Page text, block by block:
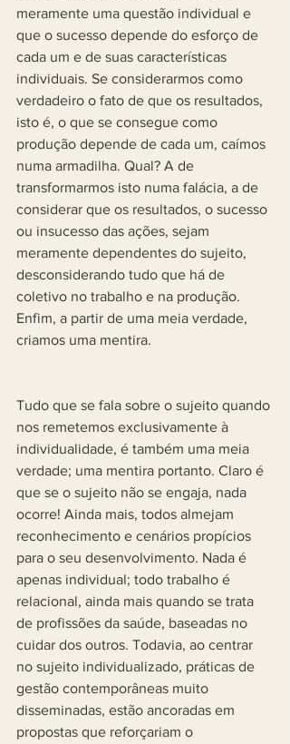
meramente uma questão individual e
que o sucesso depende do esforço de
cada um e de suas características
individuais. Se considerarmos como
verdadeiro o fato de que os resultados,
isto é, o que se consegue como
produção depende de cada um, caímos
numa armadilha. Qual? A de
transformarmos isto numa falácia, a de
considerar que os resultados, o sucesso
ou insucesso das ações, sejam
meramente dependentes do sujeito,
desconsiderando tudo que há de
coletivo no trabalho e na produção.
Enfim, a partir de uma meia verdade,
criamos uma mentira.
Tudo que se fala sobre o sujeito quando
nos remetemos exclusivamente à
individualidade, é também uma meia
verdade; uma mentira portanto. Claro é
que se o sujeito não se engaja, nada
ocorre! Ainda mais, todos almejam
reconhecimento e cenários propícios
para o seu desenvolvimento. Nada é
apenas individual; todo trabalho é
relacional, ainda mais quando se trata
de profissões da saúde, baseadas no
cuidar dos outros. Todavia, ao centrar
no sujeito individualizado, práticas de
gestão contemporâneas muito
disseminadas, estão ancoradas em
propostas que reforçariam o